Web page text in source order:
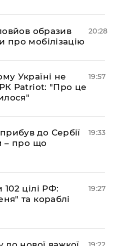
образив
про мобілізацію
20:28
Україні не
Patriot: "Про це
19:57
до Сербії
– про що
19:33
цілі РФ:
та кораблі
19:27